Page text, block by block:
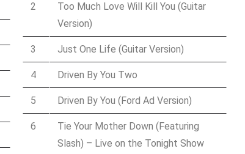
2
Too Much Love Will Kill You (Guitar
Version)
3 Just One Life (Guitar Version)
4 Driven By You Two
5 Driven By You (Ford Ad Version)
6
Tie Your Mother Down (Featuring
Slash) – Live on the Tonight Show